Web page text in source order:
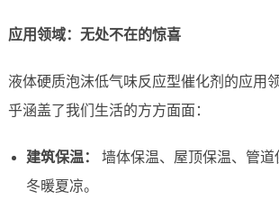
应用领域：无处不在的惊喜
液体硬质泡沫低气味反应型催化剂的应用
乎涵盖了我们生活的方方面面：
建筑保温：
墙体保温、屋顶保温、管道
冬暖夏凉。